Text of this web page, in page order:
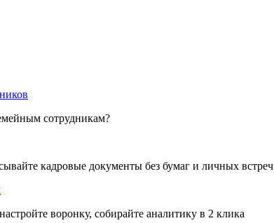
сотрудникам?
кадровые документы без бумаг и личных встреч
воронку, собирайте аналитику в 2 клика